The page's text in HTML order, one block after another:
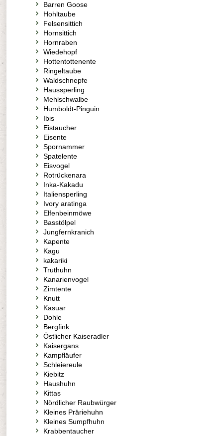
Barren Goose
Hohltaube
Felsensittich
Hornsittich
Hornraben
Wiedehopf
Hottentottenente
Ringeltaube
Waldschnepfe
Haussperling
Mehlschwalbe
Humboldt-Pinguin
Ibis
Eistaucher
Eisente
Spornammer
Spatelente
Eisvogel
Rotrückenara
Inka-Kakadu
Italiensperling
Ivory aratinga
Elfenbeinmöwe
Basstölpel
Jungfernkranich
Kapente
Kagu
kakariki
Truthuhn
Kanarienvogel
Zimtente
Knutt
Kasuar
Dohle
Bergfink
Östlicher Kaiseradler
Kaisergans
Kampfläufer
Schleiereule
Kiebitz
Haushuhn
Kittas
Nördlicher Raubwürger
Kleines Präriehuhn
Kleines Sumpfhuhn
Krabbentaucher